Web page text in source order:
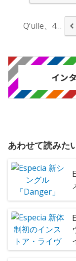
Q’ulle、4月5...
あわせて読みた